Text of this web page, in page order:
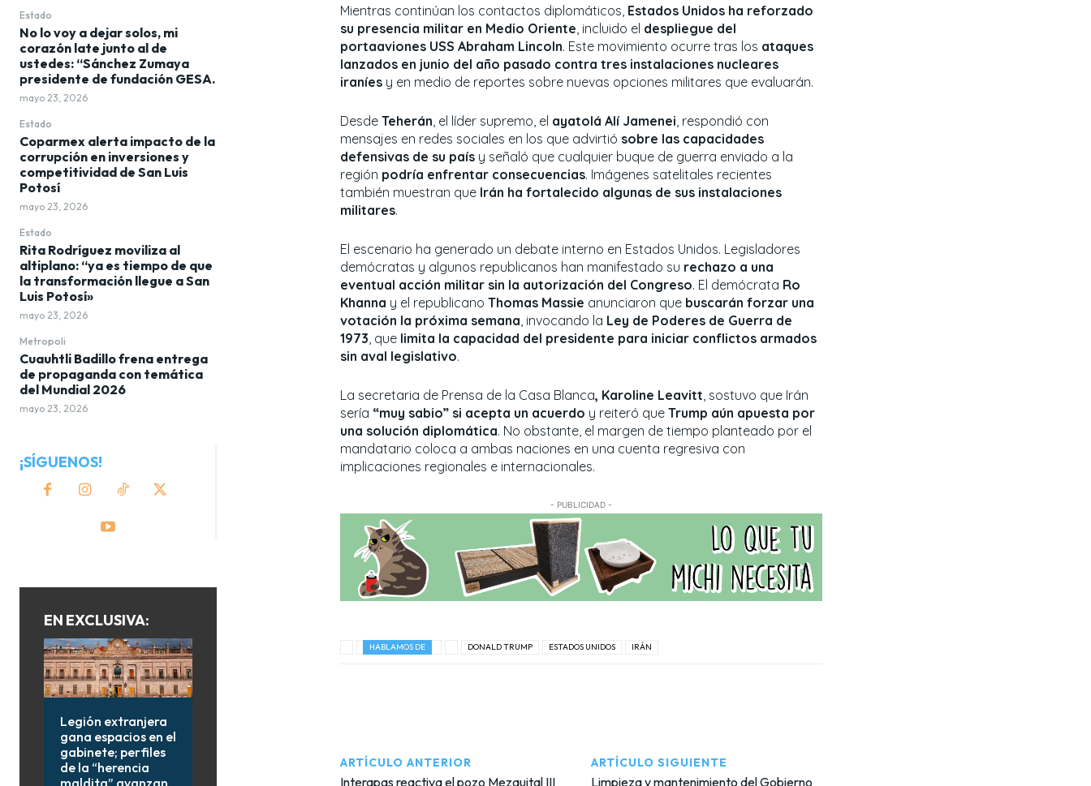
Estado
No lo voy a dejar solos, mi
corazón late junto al de
ustedes: “Sánchez Zumaya
presidente de fundación GESA.
mayo 23, 2026
Estado
Coparmex alerta impacto de la
corrupción en inversiones y
competitividad de San Luis
Potosí
mayo 23, 2026
Estado
Rita Rodríguez moviliza al
altiplano: “ya es tiempo de que
la transformación llegue a San
Luis Potosí»
mayo 23, 2026
Metropoli
Cuauhtli Badillo frena entrega
de propaganda con temática
del Mundial 2026
mayo 23, 2026
¡SÍGUENOS!
EN EXCLUSIVA:
Legión extranjera
gana espacios en el
gabinete; perfiles
de la “herencia
Mientras continúan los contactos diplomáticos, Estados Unidos ha reforzado
su presencia militar en Medio Oriente , incluido el despliegue del
portaaviones USS Abraham Lincoln. Este movimiento ocurre tras los ataques
lanzados en junio del año pasado contra tres instalaciones nucleares
iraníes y en medio de reportes sobre nuevas opciones militares que evaluarán.
Desde Teherán , el líder supremo, el ayatolá Alí Jamenei , respondió con
mensajes en redes sociales en los que advirtió sobre las capacidades
defensivas de su país y señaló que cualquier buque de guerra enviado a la
región podría enfrentar consecuencias. Imágenes satelitales recientes
también muestran queIrán ha fortalecido algunas de sus instalaciones
militares.
El escenario ha generado un debate interno en Estados Unidos. Legisladores
demócratas y algunos republicanos han manifestado su rechazo a una
eventual acción militar sin la autorización del Congreso. El demócrata Ro
Khanna y el republicano Thomas Massie anunciaron que buscarán forzar una
votación la próxima semana , invocando la Ley de Poderes de Guerra de
1973 , quelimita la capacidad del presidente para iniciar conflictos armados
sin aval legislativo.
La secretaria de Prensa de la Casa Blanca, Karoline Leavitt , sostuvo que Irán
sería “muy sabio” si acepta un acuerdo y reiteró que Trump aún apuesta por
una solución diplomática. No obstante, el margen de tiempo planteado por el
mandatario coloca a ambas naciones en una cuenta regresiva con
implicaciones regionales e internacionales.
- PUBLICIDAD -
HABLAMOS DE DONALD TRUMP ESTADOS UNIDOS IRÁN
ARTÍCULO ANTERIOR
Interapas reactiva el pozo Mezquital III
ARTÍCULO SIGUIENTE
Limpieza y mantenimiento del Gobierno